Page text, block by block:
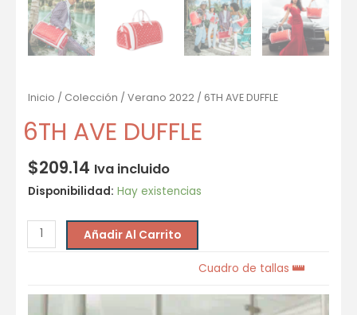
Inicio / Colección / Verano 2022 / 6TH AVE DUFFLE
6TH AVE DUFFLE
$209.14 Iva incluido
Disponibilidad: Hay existencias
Añadir Al Carrito
Cuadro de tallas